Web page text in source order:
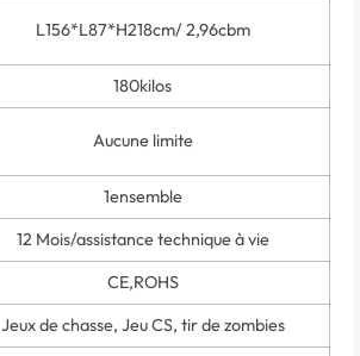
L156*L87*H218cm/ 2,96cbm
180kilos
Aucune limite
1ensemble
12 Mois/assistance technique à vie
CE,ROHS
Jeux de chasse, Jeu CS, tir de zombies